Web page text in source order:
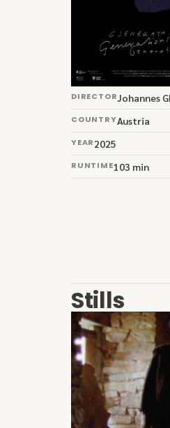
DIRECTORJohannes
COUNTRYAustria
YEAR2025
RUNTIME103 min
Stills